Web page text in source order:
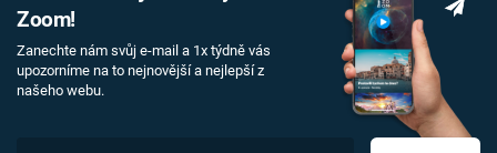
Zoom!
Zanechte nám svůj e-mail a 1x týdně vás
upozorníme na to nejnovější a nejlepší z
našeho webu.